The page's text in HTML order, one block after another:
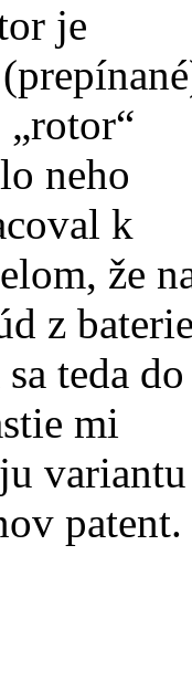
je
neho
k
že
z
teda do
mi
variantu
patent.